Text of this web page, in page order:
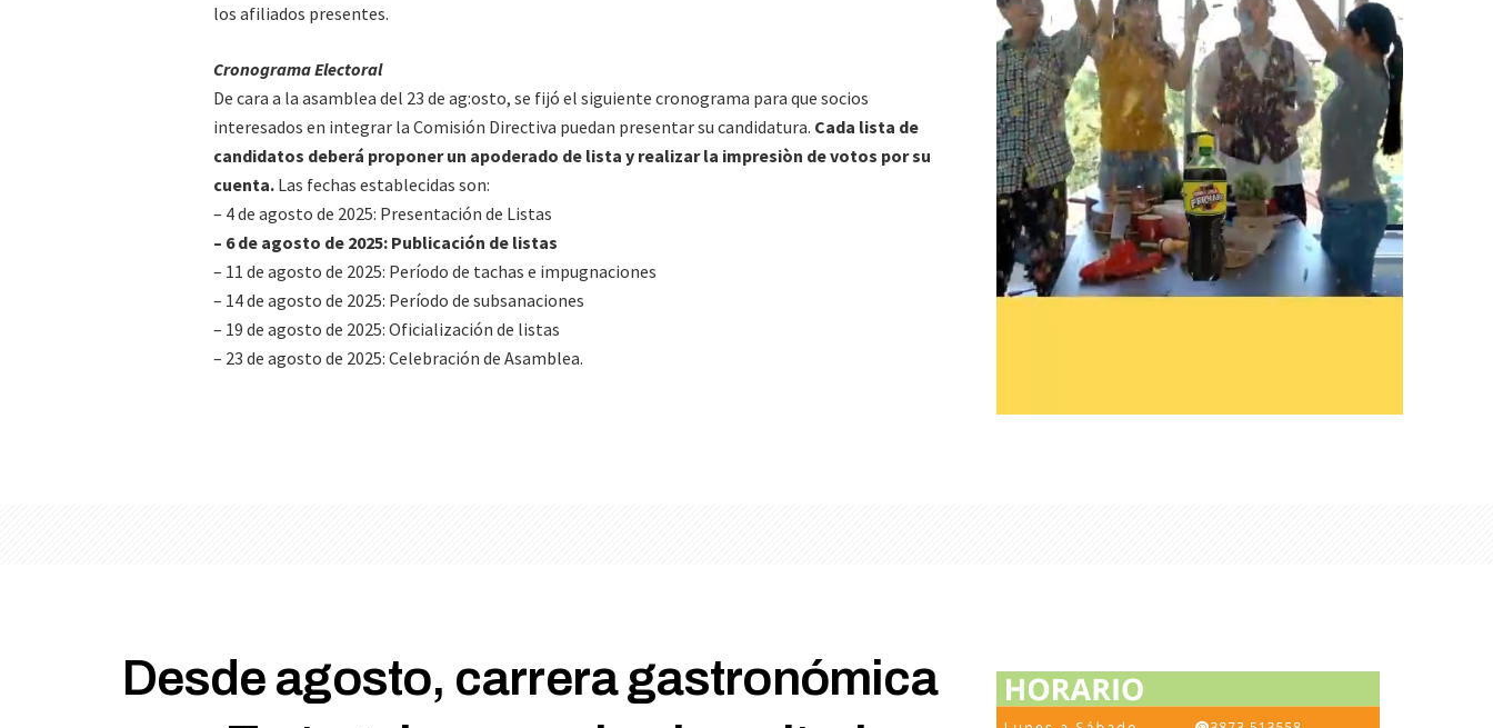
los afiliados presentes.
Cronograma Electoral
De cara a la asamblea del 23 de ag:osto, se fijó el siguiente cronograma para que socios
interesados en integrar la Comisión Directiva puedan presentar su candidatura. Cada lista de
candidatos deberá proponer un apoderado de lista y realizar la impresiòn de votos por su
cuenta. Las fechas establecidas son:
– 4 de agosto de 2025: Presentación de Listas
– 6 de agosto de 2025: Publicación de listas
– 11 de agosto de 2025: Período de tachas e impugnaciones
– 14 de agosto de 2025: Período de subsanaciones
– 19 de agosto de 2025: Oficialización de listas
– 23 de agosto de 2025: Celebración de Asamblea.
Desde agosto, carrera gastronómica